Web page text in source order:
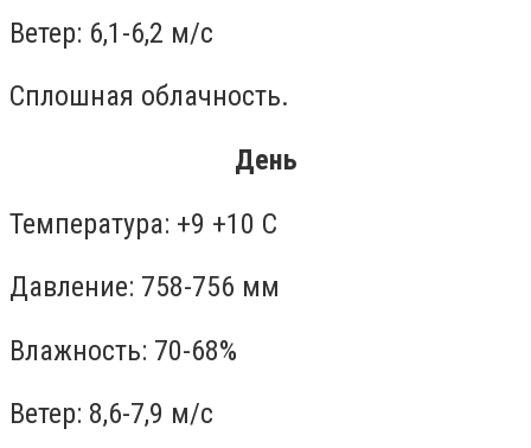
Ветер: 6,1-6,2 м/с
Сплошная облачность.
День
Температура: +9 +10 С
Давление: 758-756 мм
Влажность: 70-68%
Ветер: 8,6-7,9 м/с